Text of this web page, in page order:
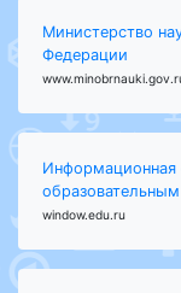
Министерство
Федерации
Информационная
window.edu.ru